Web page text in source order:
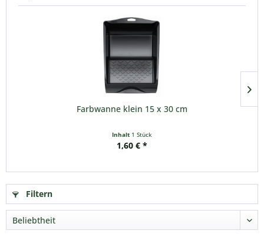
Farbwanne klein 15 x 30 cm
Inhalt 1 Stück
1,60 € *
Filtern